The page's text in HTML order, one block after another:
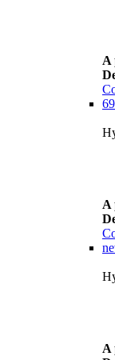
A
A
A